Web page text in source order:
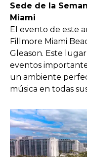
Sede de la
Miami
El evento de este
Fillmore Miami
Gleason. Este
eventos
un ambiente
música en todas